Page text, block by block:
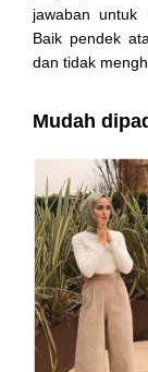
jawaban untuk
Baik pendek
dan tidak
Mudah